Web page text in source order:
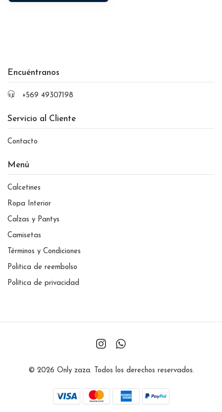
Encuéntranos
+569 49307198
Servicio al Cliente
Contacto
Menú
Calcetines
Ropa Interior
Calzas y Pantys
Camisetas
Términos y Condiciones
Politica de reembolso
Política de privacidad
© 2026 Only zaza. Todos los derechos reservados.